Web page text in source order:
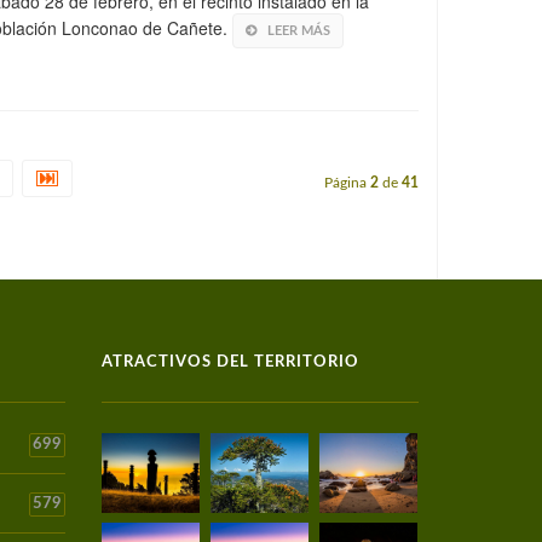
Lonconao de Cañete.
LEER MÁS
Página 2 de 41
699
579
ATRACTIVOS DEL TERRITORIO